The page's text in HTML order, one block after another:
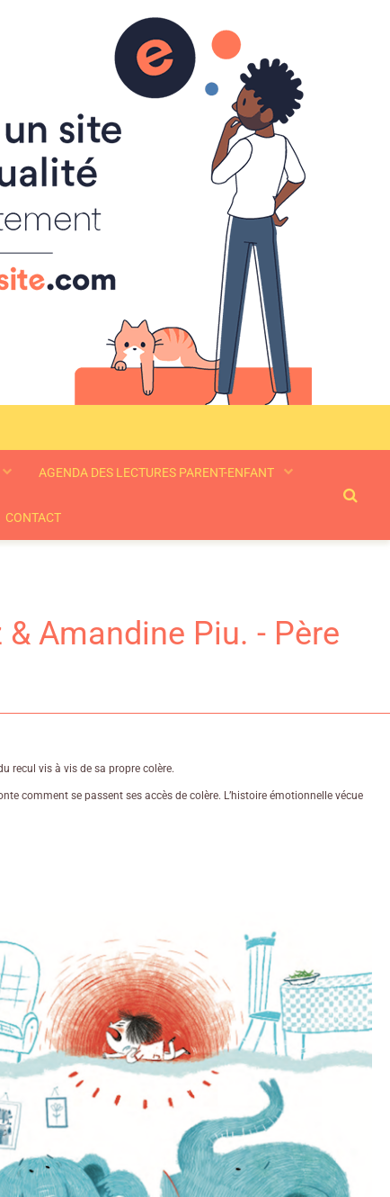
AGENDA DES LECTURES PARENT-ENFANT
CONTACT
Amandine Piu. - Père
recul vis à vis de sa propre colère.
comment se passent ses accès de colère. L’histoire émotionnelle vécue